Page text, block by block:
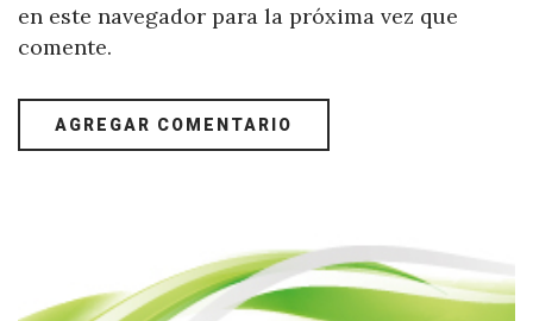
en este navegador para la próxima vez que
comente.